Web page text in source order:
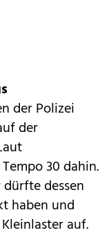
der Polizei
der
30 dahin.
dessen
haben und
auf.